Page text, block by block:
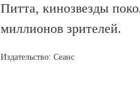
Питта, кинозвезды
миллионов зрителей.
Издательство: Сеанс